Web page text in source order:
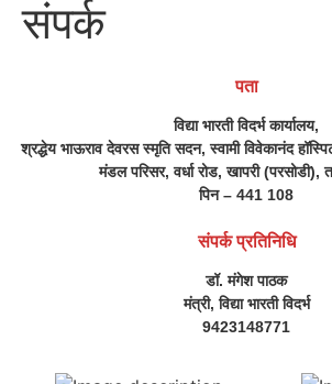
संपर्क
पता
विद्या भारती विदर्भ कार्यालय,
श्रद्धेय भाऊराव देवरस स्मृति सदन, स्वामी विवेकानंद
मंडल परिसर, वर्धा रोड, खापरी (परसोडी),
पिन – 441 108
संपर्क प्रतिनिधि
डॉ. मंगेश पाठक
मंत्री, विद्या भारती विदर्भ
9423148771